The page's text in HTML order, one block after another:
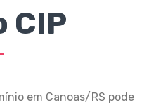
CIP
em Canoas/RS pode